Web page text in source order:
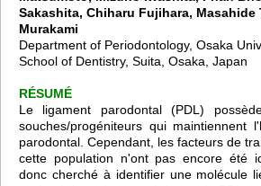
Sakashita, Chiharu Fujihara, Masahide
Murakami
Department of Periodontology, Osaka
School of Dentistry, Suita, Osaka, Japan
RÉSUMÉ
Le ligament parodontal (PDL)
souches/progéniteurs qui maintiennent
parodontal. Cependant, les facteurs de
cette population n'ont pas encore été
donc cherché à identifier une molécule